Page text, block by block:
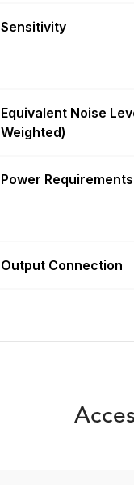
Sensitivity
Equivalent Noise
Weighted)
Power Requirements
Output Connection